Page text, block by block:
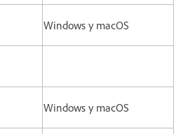
Windows y macOS
Windows y macOS